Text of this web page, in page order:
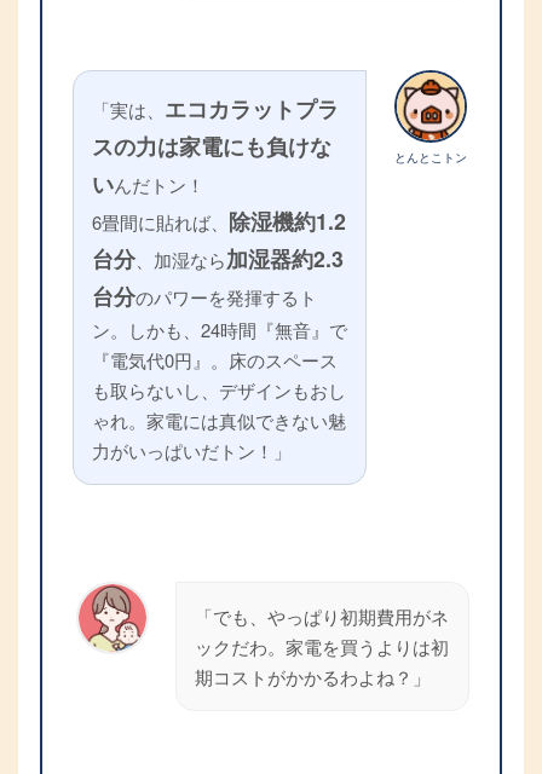
とんとこトン
「実は、 エコカラットプラ
スの力は家電にも負けな
いんだトン！
6畳間に貼れば、 除湿機約1.2
台分、加湿なら加湿器約2.3
台分のパワーを発揮するト
ン。しかも、24時間『無音』で
『電気代0円』。床のスペース
も取らないし、デザインもおし
ゃれ。家電には真似できない魅
力がいっぱいだトン！」
「でも、やっぱり初期費用がネ
ックだわ。家電を買うよりは初
期コストがかかるわよね？」